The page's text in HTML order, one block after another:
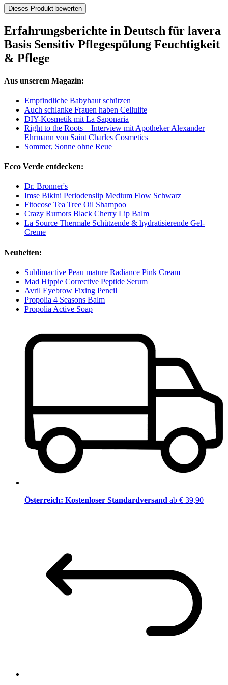
Dieses Produkt bewerten
Erfahrungsberichte in Deutsch für lavera
Basis Sensitiv Pflegespülung Feuchtigkeit
& Pflege
Aus unserem Magazin:
Empfindliche Babyhaut schützen
Auch schlanke Frauen haben Cellulite
DIY-Kosmetik mit La Saponaria
Right to the Roots – Interview mit Apotheker Alexander
Ehrmann von Saint Charles Cosmetics
Sommer, Sonne ohne Reue
Ecco Verde entdecken:
Dr. Bronner's
Imse Bikini Periodenslip Medium Flow Schwarz
Fitocose Tea Tree Oil Shampoo
Crazy Rumors Black Cherry Lip Balm
La Source Thermale Schützende & hydratisierende Gel-
Creme
Neuheiten:
Sublimactive Peau mature Radiance Pink Cream
Mad Hippie Corrective Peptide Serum
Avril Eyebrow Fixing Pencil
Propolia 4 Seasons Balm
Propolia Active Soap
Österreich: Kostenloser Standardversand ab € 39,90